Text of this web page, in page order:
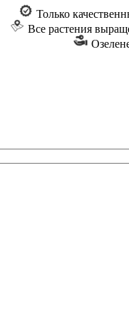
Только
Все растения